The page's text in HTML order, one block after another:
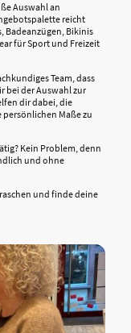
Auswahl an
reicht
Badeanzügen, Bikinis
für Sport und Freizeit
Team, dass
bei der Auswahl zur
dir dabei, die
Maße zu
Kein Problem, denn
und ohne
und finde deine